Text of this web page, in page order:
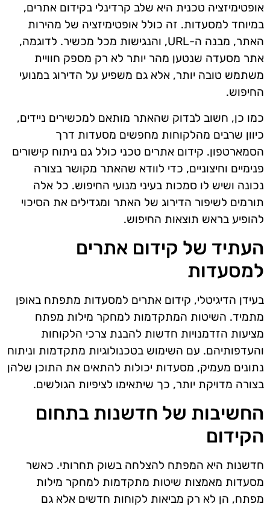
אופטימיזציה טכנית היא שלב קרדינלי בקידום אתרים,
במיוחד למסעדות. זה כולל אופטימיזציה של מהירות
האתר, מבנה ה-URL, והנגישות מכל מכשיר. לדוגמה,
אתר מסעדה שנטען מהר יותר לא רק מספק חוויית
משתמש טובה יותר, אלא גם משפיע על הדירוג במנועי
החיפוש.
כמו כן, חשוב לבדוק שהאתר מותאם למכשירים ניידים,
כיוון שרבים מהלקוחות מחפשים מסעדות דרך
הסמארטפון. קידום אתרים טכני כולל גם ניתוח קישורים
פנימיים וחיצוניים, כדי לוודא שהאתר מקושר בצורה
נכונה ושיש לו סמכות בעיני מנועי החיפוש. כל אלה
תורמים לשיפור הדירוג של האתר ומגדילים את הסיכוי
להופיע בראש תוצאות החיפוש.
העתיד של קידום אתרים
למסעדות
בעידן הדיגיטלי, קידום אתרים למסעדות מתפתח באופן
מתמיד. השיטות המתקדמות למחקר מילות מפתח
מציעות הזדמנויות חדשות להבנת צרכי הלקוחות
והעדפותיהם. עם השימוש בטכנולוגיות מתקדמות וניתוח
נתונים מעמיק, מסעדות יכולות להתאים את התוכן שלהן
בצורה מדויקת יותר, כך שיתאימו לציפיות הגולשים.
החשיבות של חדשנות בתחום
הקידום
חדשנות היא המפתח להצלחה בשוק תחרותי. כאשר
מסעדות מאמצות שיטות מתקדמות למחקר מילות
מפתח, הן לא רק מביאות לקוחות חדשים אלא גם